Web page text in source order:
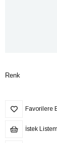
Renk
Favorilere
İstek